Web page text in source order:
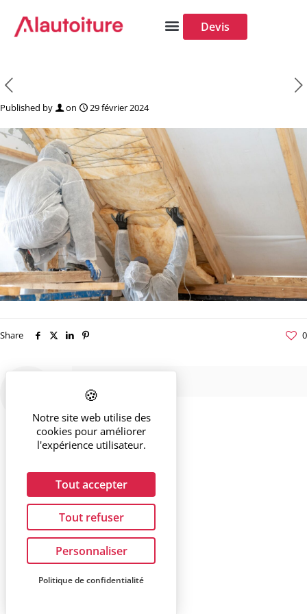
Devis
Published by on 29 février 2024
Share 0
Notre site web utilise des
cookies pour améliorer
l'expérience utilisateur.
Tout accepter
Tout refuser
Personnaliser
Politique de confidentialité